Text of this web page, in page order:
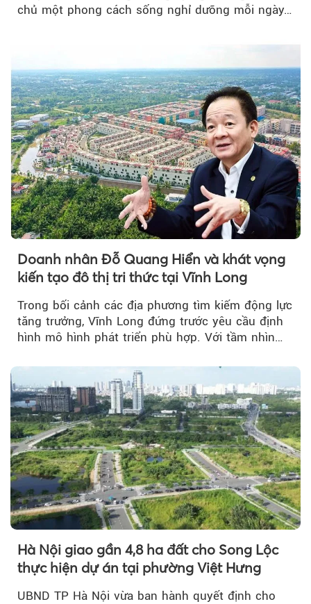
chủ một phong cách sống nghỉ dưỡng mỗi ngày…
Doanh nhân Đỗ Quang Hiển và khát vọng
kiến tạo đô thị tri thức tại Vĩnh Long
Trong bối cảnh các địa phương tìm kiếm động lực
tăng trưởng, Vĩnh Long đứng trước yêu cầu định
hình mô hình phát triển phù hợp. Với tầm nhìn
Hà Nội giao gần 4,8 ha đất cho Song Lộc
thực hiện dự án tại phường Việt Hưng
UBND TP Hà Nội vừa ban hành quyết định cho